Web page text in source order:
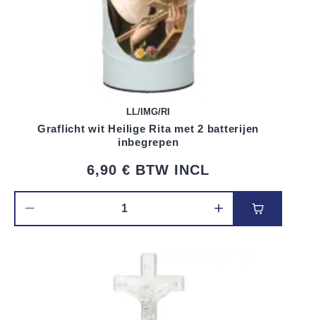
LL/IMG/RI
Graflicht wit Heilige Rita met 2 batterijen
inbegrepen
6,90 € BTW INCL
Voeg toe